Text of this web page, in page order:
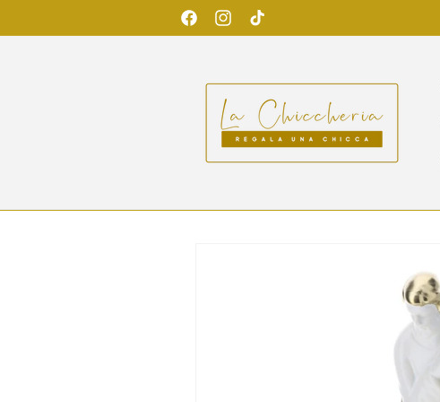
ai contenuti
FacebookInstagramTikTok